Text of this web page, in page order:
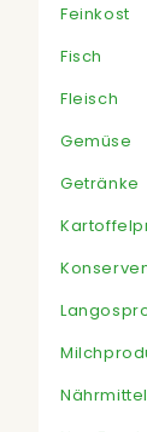
Feinkost
Fisch
Fleisch
Gemüse
Getränke
Nährmittel